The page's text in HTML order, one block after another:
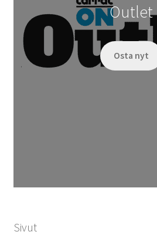
Outlet
Osta nyt
Sivut